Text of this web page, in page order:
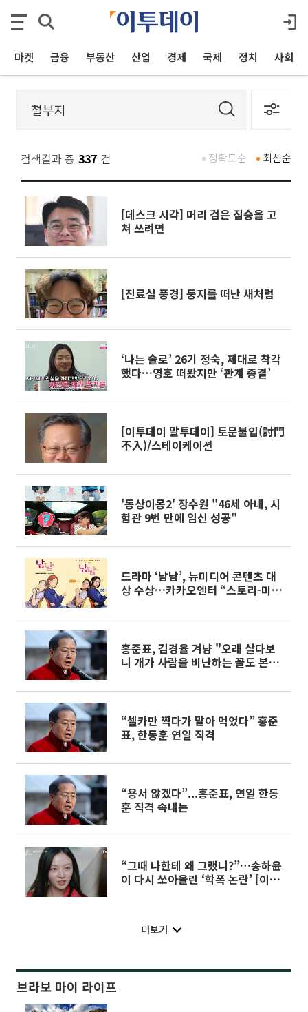
마켓 금융 부동산 산업 경제 국제 정치 사회
검색결과 총 337 건 최신순
정확도순
[데스크 시각] 머리 검은 짐승을 고
쳐 쓰려면
[진료실 풍경] 둥지를 떠난 새처럼
‘나는 솔로’ 26기 정숙, 제대로 착각
했다…영호 떠봤지만 ‘관계 종결’
[이투데이 말투데이] 토문불입(討門
不入)/스테이케이션
'동상이몽2' 장수원 "46세 아내, 시
험관 9번 만에 임신 성공"
드라마 ‘남남’, 뉴미디어 콘텐츠 대
상 수상…카카오엔터 “스토리-미디
홍준표, 김경율 겨냥 "오래 살다보
니 개가 사람을 비난하는 꼴도 본
“셀카만 찍다가 말아 먹었다” 홍준
표, 한동훈 연일 직격
“용서 않겠다”...홍준표, 연일 한동
훈 직격 속내는
“그때 나한테 왜 그랬니?”…송하윤
이 다시 쏘아올린 ‘학폭 논란’ [이슈
더보기
브라보 마이 라이프